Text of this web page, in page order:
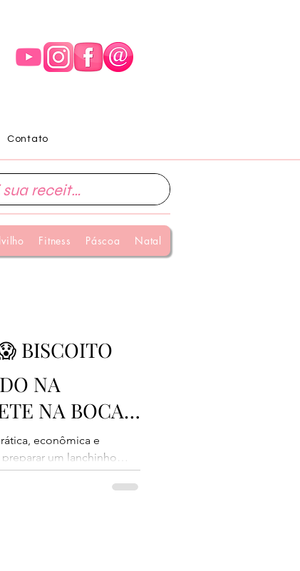
Contato
Fitness Páscoa Natal
BISCOITO
NA
NA BOCA
econômica e
um lanchinho
Estes sequilhos de
leves,
É perfeita para fazer
aquele café da